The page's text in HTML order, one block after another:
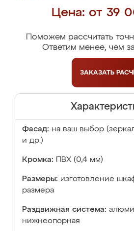
Цена: от 39
Поможем рассчитать
Ответим менее, чем
ЗАКАЗАТЬ
Фасад: на ваш выбор
и др.)
Кромка: ПВХ (0,4 мм)
Размеры: изготовление
размера
Раздвижная система:
нижнеопорная